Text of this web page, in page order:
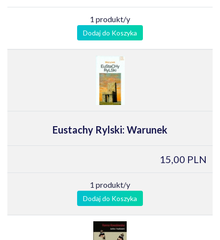
1 produkt/y
Dodaj do Koszyka
Eustachy Rylski: Warunek
15,00 PLN
1 produkt/y
Dodaj do Koszyka